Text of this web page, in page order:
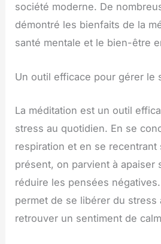
société moderne. De
démontré les bienfaits de la
santé mentale et le bien-être
Un outil efficace pour gérer le
La méditation est un outil
stress au quotidien. En se
respiration et en se recentrant
présent, on parvient à apaiser
réduire les pensées
permet de se libérer du stress
retrouver un sentiment de